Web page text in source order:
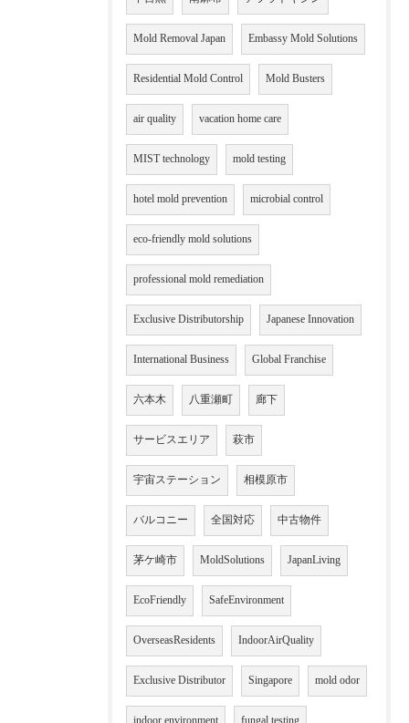
Mold Removal Japan Embassy Mold Solutions
Residential Mold Control Mold Busters
air quality vacation home care
MIST technology mold testing
hotel mold prevention microbial control
eco-friendly mold solutions
professional mold remediation
Exclusive Distributorship Japanese Innovation
International Business Global Franchise
六本木 八重瀬町 廊下
サービスエリア 萩市
宇宙ステーション 相模原市
バルコニー 全国対応 中古物件
茅ケ崎市 MoldSolutions JapanLiving
EcoFriendly SafeEnvironment
OverseasResidents IndoorAirQuality
Exclusive Distributor Singapore mold odor